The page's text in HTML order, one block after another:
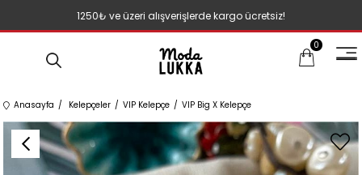
1250₺ ve üzeri alışverişlerde kargo ücretsiz!
0
Anasayfa Kelepçeler VIP Kelepçe VIP Big X Kelepçe